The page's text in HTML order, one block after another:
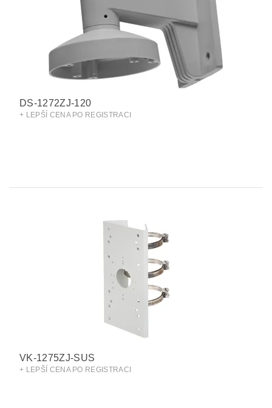
DS-1272ZJ-120
+ LEPŠÍ CENA PO REGISTRACI
VK-1275ZJ-SUS
+ LEPŠÍ CENA PO REGISTRACI